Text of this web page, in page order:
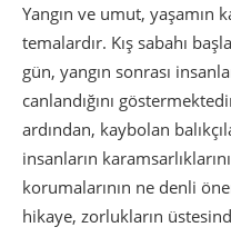
Yangın ve umut, yaşamın
temalardır. Kış sabahı
gün, yangın sonrası
canlandığını
ardından, kaybolan
insanların
korumalarının ne denli
hikaye, zorlukların